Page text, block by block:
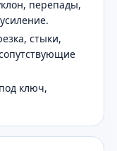
перепады,
стыки,
ключ,